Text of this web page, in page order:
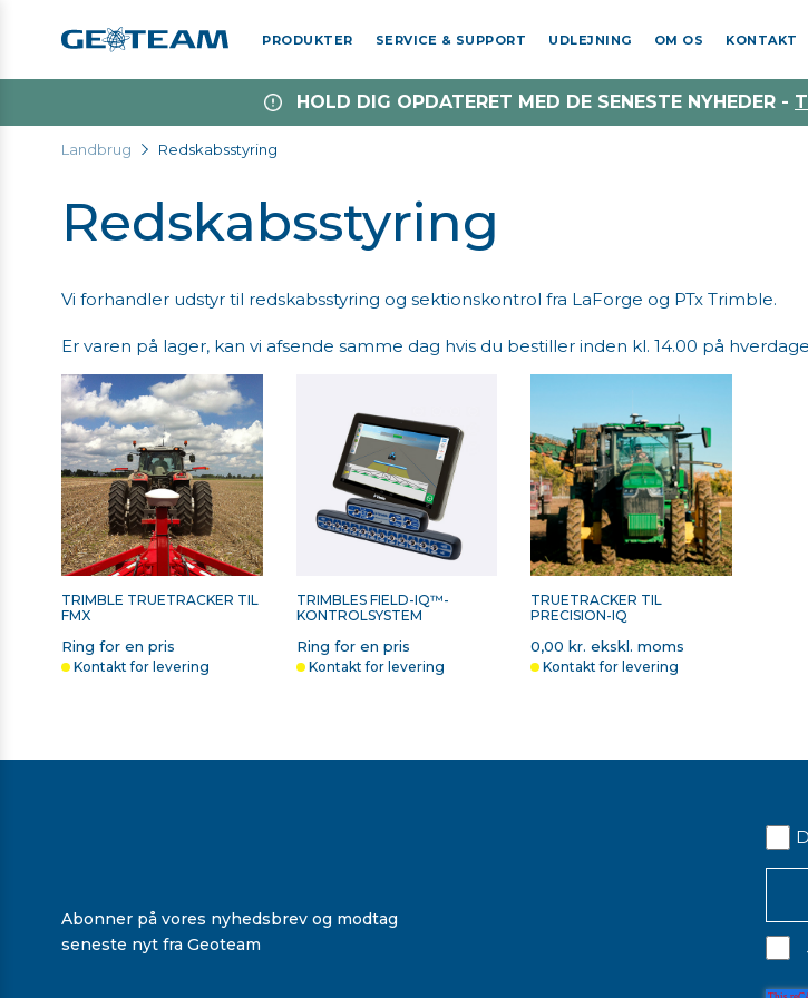
PRODUKTER SERVICE & SUPPORT UDLEJNING OM OS KONTAKT
HOLD DIG OPDATERET MED DE SENESTE NYHEDER -
Landbrug Redskabsstyring
Redskabsstyring
Vi forhandler udstyr til redskabsstyring og sektionskontrol fra LaForge og PTx Trimble.
Er varen på lager, kan vi afsende samme dag hvis du bestiller inden kl. 14.00 på
TRIMBLE TRUETRACKER TIL
FMX
Ring for en pris
Kontakt for levering
TRIMBLES FIELD-IQ™-
KONTROLSYSTEM
Ring for en pris
Kontakt for levering
TRUETRACKER TIL
PRECISION-IQ
0,00 kr. ekskl. moms
Kontakt for levering
Abonner på vores nyhedsbrev og modtag
seneste nyt fra Geoteam